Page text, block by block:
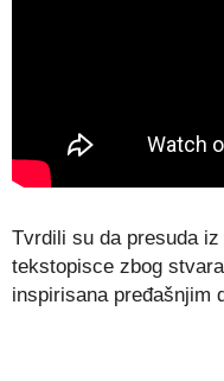
Tvrdili su da presuda iz
tekstopisce zbog
inspirisana pređašnjim